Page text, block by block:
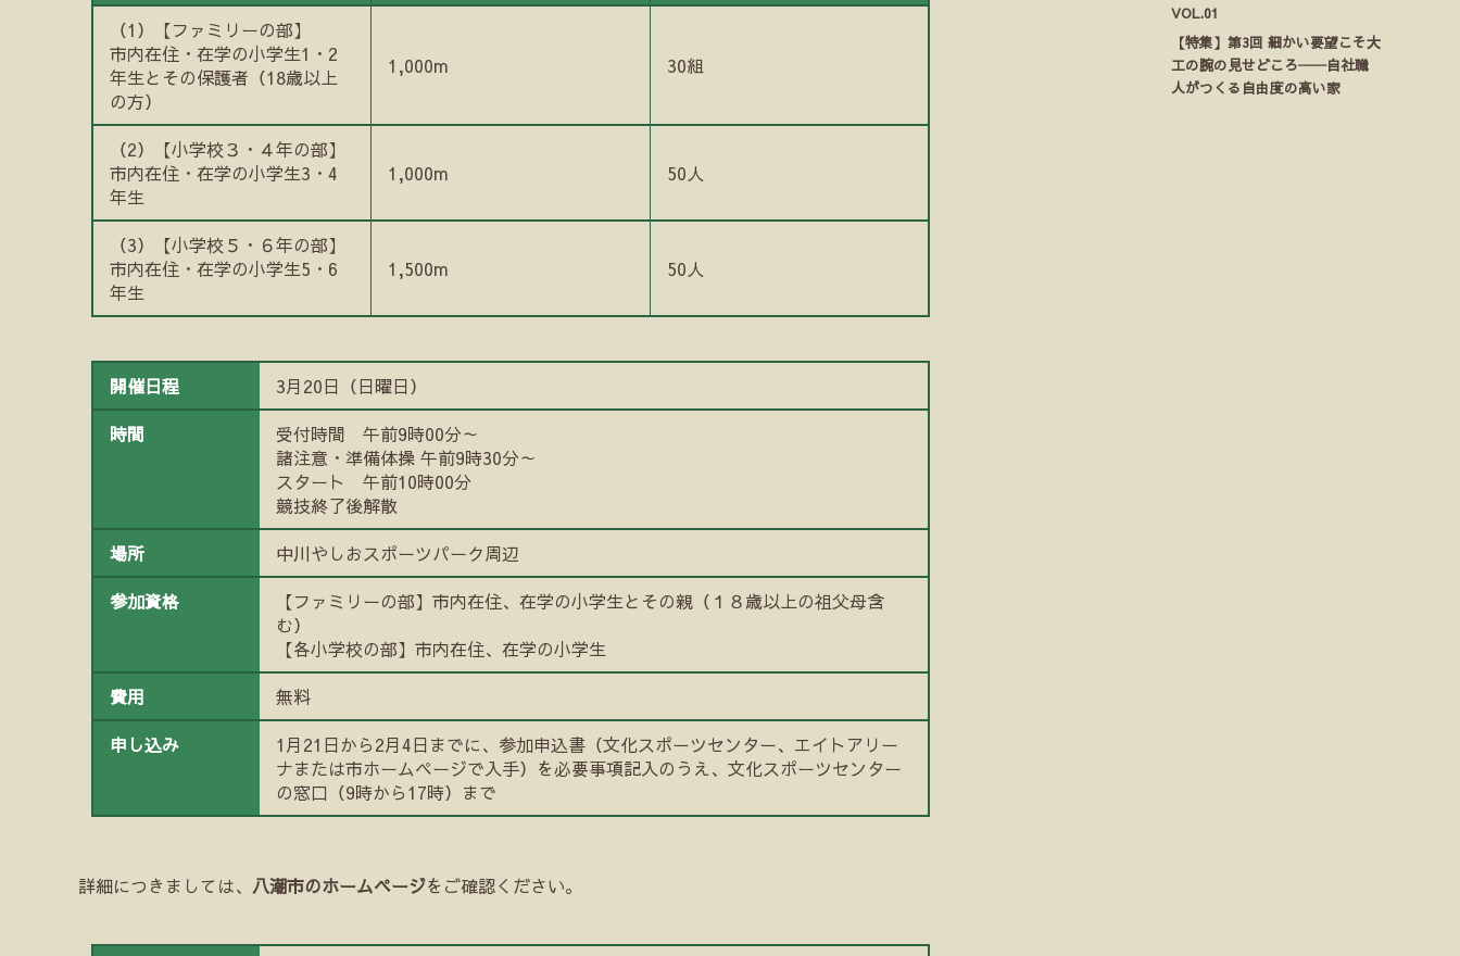
（1）【ファミリーの部】
市内在住・在学の小学生1・2
年生とその保護者（18歳以上
の方）
1,000m 30組
（2）【小学校３・４年の部】
市内在住・在学の小学生3・4
年生
1,000m 50人
（3）【小学校５・６年の部】
市内在住・在学の小学生5・6
年生
1,500m 50人
開催日程
3月20日（日曜日）
時間
受付時間 午前9時00分～
諸注意・準備体操 午前9時30分～
スタート 午前10時00分
競技終了後解散
場所
中川やしおスポーツパーク周辺
参加資格
【ファミリーの部】市内在住、在学の小学生とその親（１８歳以上の祖父母含
む）
【各小学校の部】市内在住、在学の小学生
費用
無料
申し込み
1月21日から2月4日までに、参加申込書（文化スポーツセンター、エイトアリー
ナまたは市ホームページで入手）を必要事項記入のうえ、文化スポーツセンター
の窓口（9時から17時）まで
詳細につきましては、 八潮市のホームページをご確認ください。
VOL.01
【特集】第3回 細かい要望こそ大
工の腕の見せどころ──自社職
人がつくる自由度の高い家